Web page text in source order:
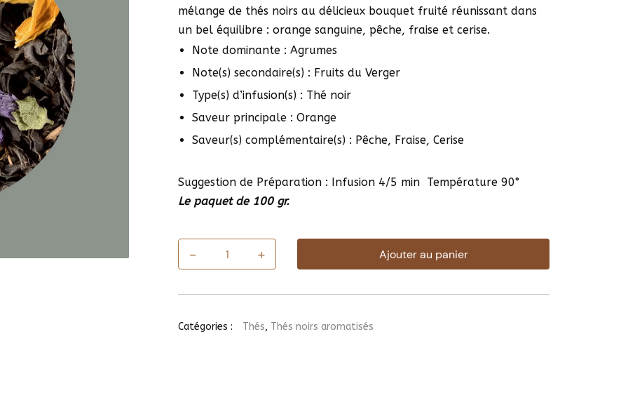
mélange de thés noirs au délicieux bouquet fruité réunissant dans
un bel équilibre : orange sanguine, pêche, fraise et cerise.
Note dominante : Agrumes
Note(s) secondaire(s) : Fruits du Verger
Type(s) d’infusion(s) : Thé noir
Saveur principale : Orange
Saveur(s) complémentaire(s) : Pêche, Fraise, Cerise
Suggestion de Préparation : Infusion 4/5 min Température 90°
Le paquet de 100 gr.
-
quantité
de
+ Ajouter au panier
Catégories : Thés, Thés noirs aromatisés